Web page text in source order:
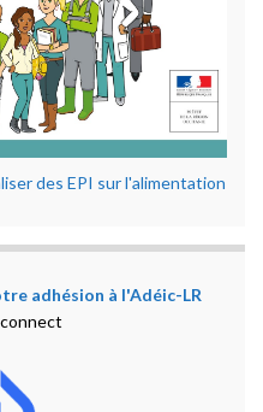
des EPI sur l'alimentation
adhésion à l'Adéic-LR